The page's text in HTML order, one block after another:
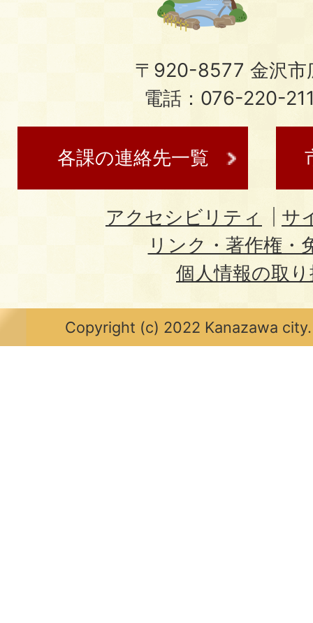
〒920-8577 金沢市
電話：076-220-
各課の連絡先一覧
アクセシビリティ
サ
リンク・著作権・
個人情報の取
Copyright (c) 2022 Kanazawa